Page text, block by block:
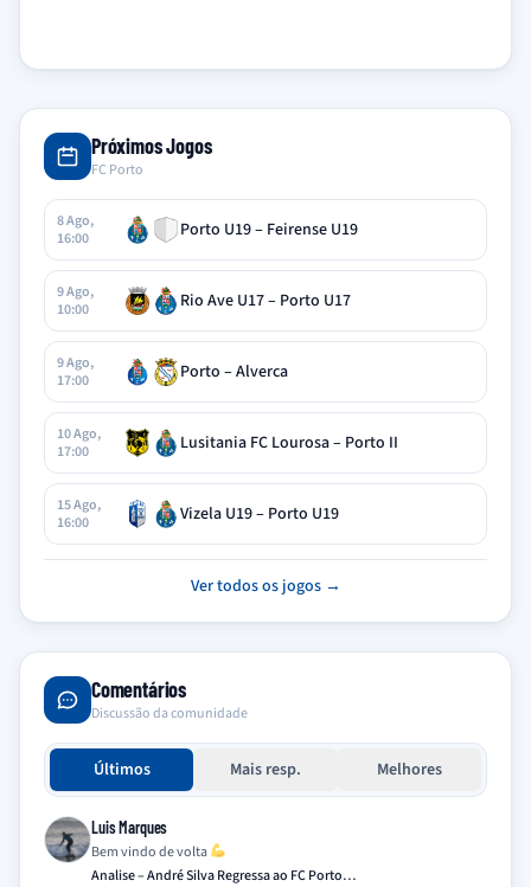
Próximos Jogos
FC Porto
8 Ago,
16:00
Porto U19 – Feirense U19
9 Ago,
10:00
Rio Ave U17 – Porto U17
9 Ago,
17:00
Porto – Alverca
10 Ago,
17:00
Lusitania FC Lourosa – Porto II
15 Ago,
16:00
Vizela U19 – Porto U19
Ver todos os jogos →
Comentários
Discussão da comunidade
Últimos Mais resp. Melhores
Luis Marques
Bem vindo de volta
Analise – André Silva Regressa ao FC Porto…